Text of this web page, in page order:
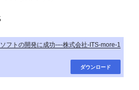
フトの開発に成功-–-株式会社-ITS-more-1
ダウンロード